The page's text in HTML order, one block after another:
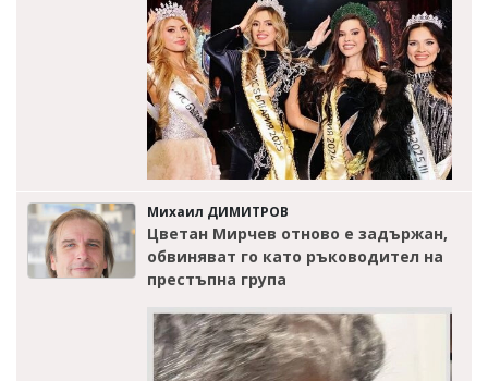
Михаил ДИМИТРОВ
Цветан Мирчев отново е задържан,
обвиняват го като ръководител на
престъпна група